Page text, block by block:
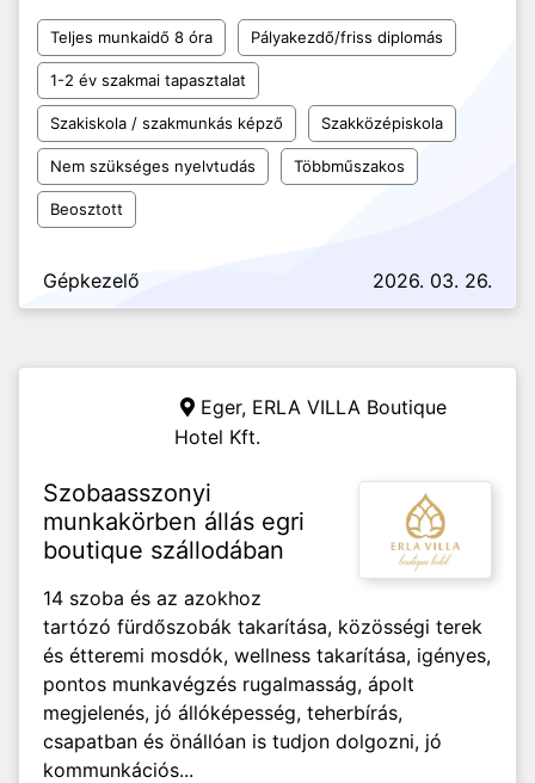
Teljes munkaidő 8 óra Pályakezdő/friss diplomás
1-2 év szakmai tapasztalat
Szakiskola / szakmunkás képző Szakközépiskola
Nem szükséges nyelvtudás Többműszakos
Beosztott
Gépkezelő 2026. 03. 26.
Eger, ERLA VILLA Boutique
Hotel Kft.
Szobaasszonyi
munkakörben állás egri
boutique szállodában
14 szoba és az azokhoz
tartózó fürdőszobák takarítása, közösségi terek
és étteremi mosdók, wellness takarítása, igényes,
pontos munkavégzés rugalmasság, ápolt
megjelenés, jó állóképesség, teherbírás,
csapatban és önállóan is tudjon dolgozni, jó
kommunkációs...